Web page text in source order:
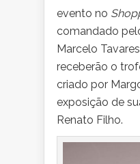
evento no
comandado
Marcelo
receberão o
criado por
exposição de
Renato Filho.